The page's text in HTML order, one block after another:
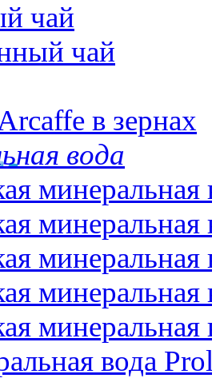
чай
чай
в зернах
вода
минеральная
минеральная
минеральная
минеральная
минеральная
вода